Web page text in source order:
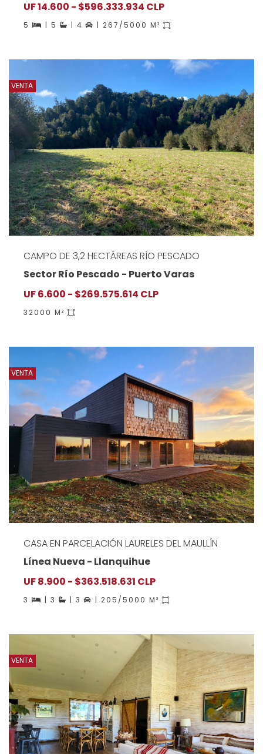
UF 14.600 - $596.333.934 CLP
5 | 5 | 4 | 267/5000 M²
VENTA
CAMPO DE 3,2 HECTÁREAS RÍO PESCADO
Sector Río Pescado - Puerto Varas
UF 6.600 - $269.575.614 CLP
32000 M²
VENTA
CASA EN PARCELACIÓN LAURELES DEL MAULLÍN
Línea Nueva - Llanquihue
UF 8.900 - $363.518.631 CLP
3 | 3 | 3 | 205/5000 M²
VENTA